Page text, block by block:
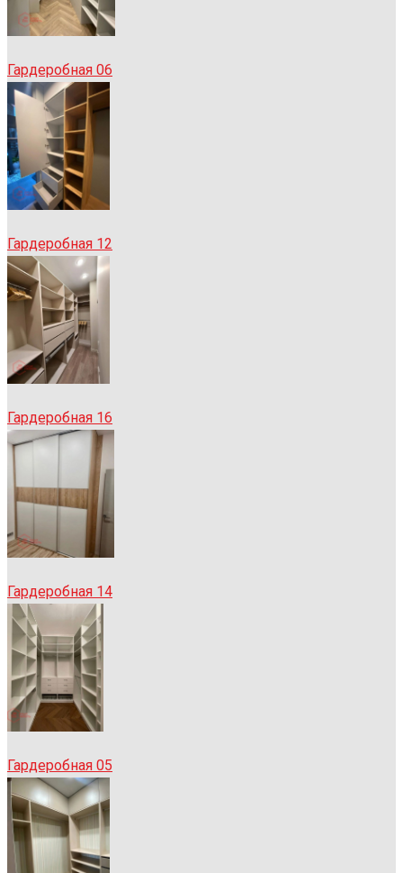
Гардеробная 06
Гардеробная 12
Гардеробная 16
Гардеробная 14
Гардеробная 05